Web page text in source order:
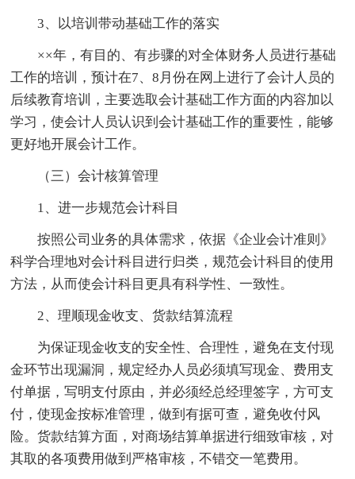
3、以培训带动基础工作的落实
××年，有目的、有步骤的对全体财务人员进行基础
工作的培训，预计在7、8月份在网上进行了会计人员的
后续教育培训，主要选取会计基础工作方面的内容加以
学习，使会计人员认识到会计基础工作的重要性，能够
更好地开展会计工作。
（三）会计核算管理
1、进一步规范会计科目
按照公司业务的具体需求，依据《企业会计准则》
科学合理地对会计科目进行归类，规范会计科目的使用
方法，从而使会计科目更具有科学性、一致性。
2、理顺现金收支、货款结算流程
为保证现金收支的安全性、合理性，避免在支付现
金环节出现漏洞，规定经办人员必须填写现金、费用支
付单据，写明支付原由，并必须经总经理签字，方可支
付，使现金按标准管理，做到有据可查，避免收付风
险。货款结算方面，对商场结算单据进行细致审核，对
其取的各项费用做到严格审核，不错交一笔费用。